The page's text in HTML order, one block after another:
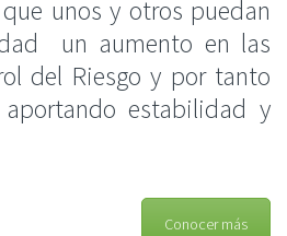
unos y otros puedan
un aumento en las
del Riesgo y por tanto
estabilidad y
Conocer más